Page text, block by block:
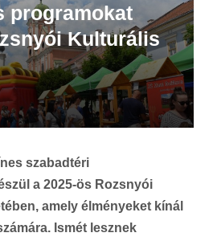
programokat
Kulturális
szabadtéri
a 2025-ös Rozsnyói
amely élményeket kínál
Ismét lesznek